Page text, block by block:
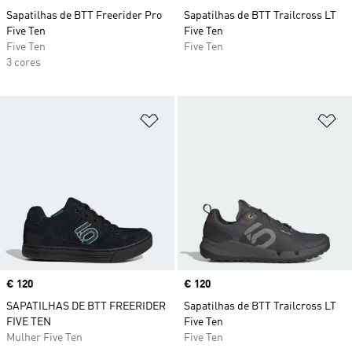
Sapatilhas de BTT Freerider Pro
Five Ten
Five Ten
3 cores
Sapatilhas de BTT Trailcross LT
Five Ten
Five Ten
Price
€ 120
SAPATILHAS DE BTT FREERIDER
FIVE TEN
Mulher Five Ten
Price
€ 120
Sapatilhas de BTT Trailcross LT
Five Ten
Five Ten